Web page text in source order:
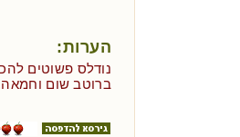
הערות:
נודלס פשוטים
ברוטב שום